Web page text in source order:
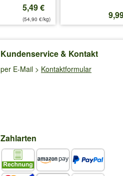
5,49 €
(54,90 €/kg)
Kundenservice & Kontakt
per E-Mail > Kontaktformular
Zahlarten